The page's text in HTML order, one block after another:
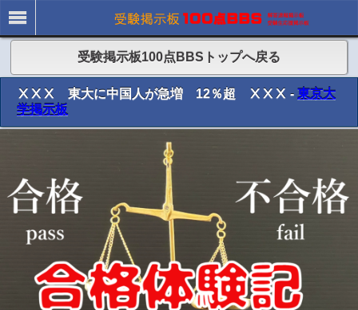
受験掲示板100点BBSトップへ戻る
ⅩⅩⅩ 東大に中国人が急増 12％超 ⅩⅩⅩ - 東京大
学掲示板